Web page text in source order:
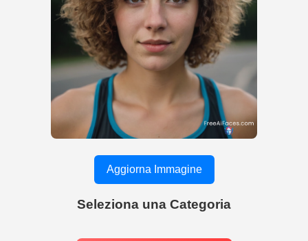
Aggiorna Immagine
Seleziona una Categoria